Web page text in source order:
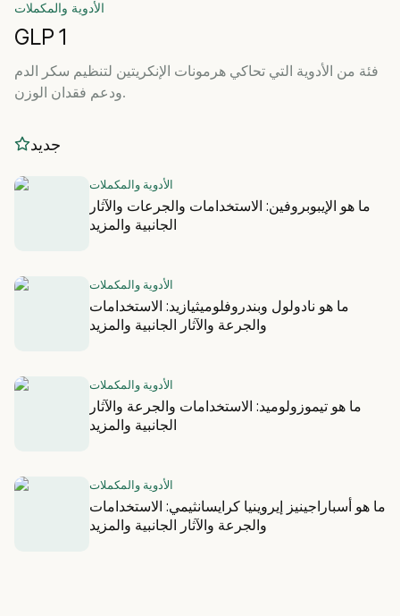
الأدوية والمكملات
GLP 1
فئة من الأدوية التي تحاكي هرمونات الإنكريتين لتنظيم سكر الدم
ودعم فقدان الوزن.
جديد
الأدوية والمكملات
ما هو الإيبوبروفين: الاستخدامات والجرعات والآثار
الجانبية والمزيد
الأدوية والمكملات
ما هو نادولول وبندروفلوميثيازيد: الاستخدامات
والجرعة والآثار الجانبية والمزيد
الأدوية والمكملات
ما هو تيموزولوميد: الاستخدامات والجرعة والآثار
الجانبية والمزيد
الأدوية والمكملات
ما هو أسباراجينيز إيروينيا كرايسانثيمي: الاستخدامات
والجرعة والآثار الجانبية والمزيد